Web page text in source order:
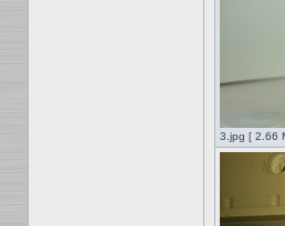
3.jpg [ 2.66